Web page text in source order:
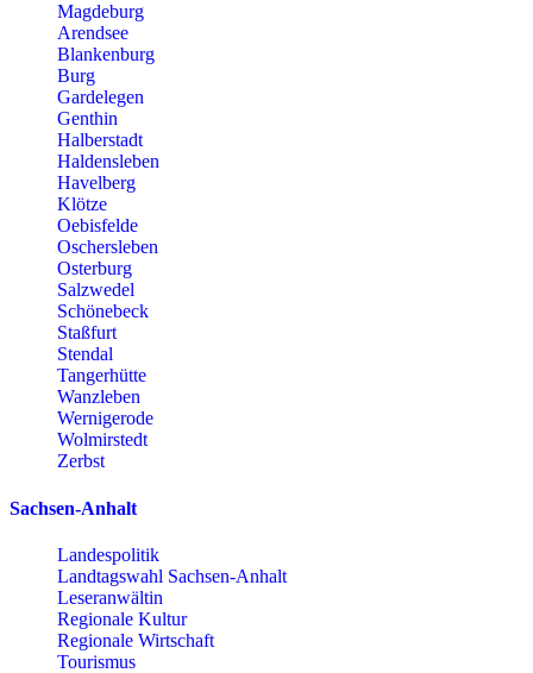
Magdeburg
Arendsee
Blankenburg
Burg
Gardelegen
Genthin
Halberstadt
Haldensleben
Havelberg
Klötze
Oebisfelde
Oschersleben
Osterburg
Salzwedel
Schönebeck
Staßfurt
Stendal
Tangerhütte
Wanzleben
Wernigerode
Wolmirstedt
Zerbst
Sachsen-Anhalt
Landespolitik
Landtagswahl Sachsen-Anhalt
Leseranwältin
Regionale Kultur
Regionale Wirtschaft
Tourismus